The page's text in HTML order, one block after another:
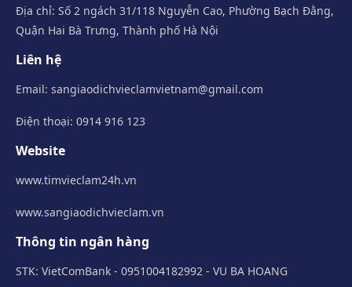
Địa chỉ: Số 2 ngách 31/118 Nguyễn Cao, Phường Bạch Đằng,
Quận Hai Bà Trưng, Thành phố Hà Nội
Liên hệ
Email: sangiaodichvieclamvietnam@gmail.com
Điện thoại: 0914 916 123
Website
www.timvieclam24h.vn
www.sangiaodichvieclam.vn
Thông tin ngân hàng
STK: VietComBank - 0951004182992 - VU BA HOANG